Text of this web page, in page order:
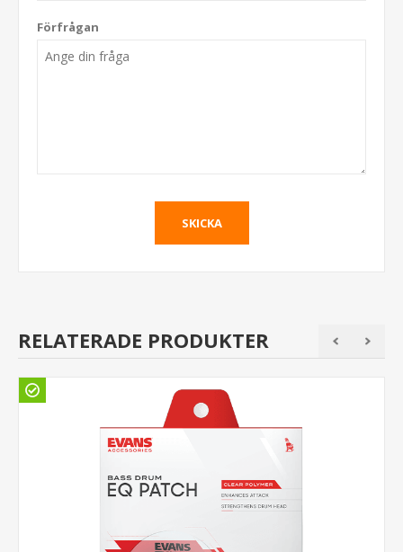
Förfrågan
RELATERADE PRODUKTER